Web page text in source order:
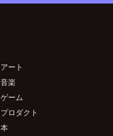
アート
音楽
ゲーム
プロダクト
本